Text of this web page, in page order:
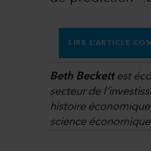
LIRE L’ARTICLE
Beth Beckettest
secteur de
histoire
science